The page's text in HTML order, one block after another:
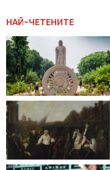
НАЙ-ЧЕТЕНИТЕ